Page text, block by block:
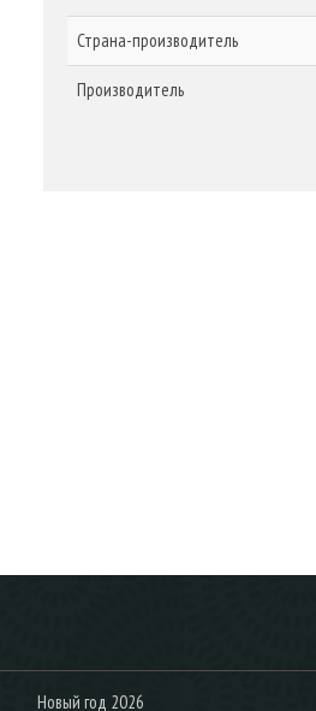
Страна-производитель
Производитель
Новый год 2026